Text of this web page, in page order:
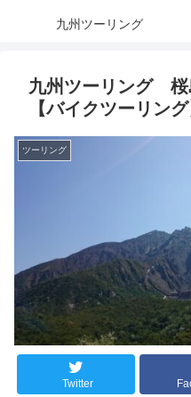
九州ツーリング
九州ツーリング
【バイクツーリング
ツーリング
Twitter